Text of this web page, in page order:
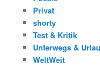
Privat
shorty
Test & Kritik
Unterwegs &
WeltWeit